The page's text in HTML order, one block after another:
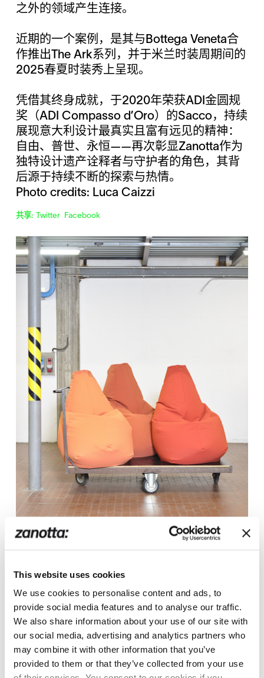
This website uses cookies
We use cookies to personalise content and ads, to
provide social media features and to analyse our traffic.
We also share information about your use of our site with
our social media, advertising and analytics partners who
may combine it with other information that you’ve
provided to them or that they’ve collected from your use
之外的领域产生连接。
近期的一个案例，是其与Bottega Veneta合
作推出The Ark系列，并于米兰时装周期间的
2025春夏时装秀上呈现。
凭借其终身成就，于2020年荣获ADI金圆规
奖（ADI Compasso d’Oro）的Sacco，持续
展现意大利设计最真实且富有远见的精神：
自由、普世、永恒——再次彰显Zanotta作为
独特设计遗产诠释者与守护者的角色，其背
后源于持续不断的探索与热情。
Photo credits: Luca Caizzi
共享: Twitter Facebook